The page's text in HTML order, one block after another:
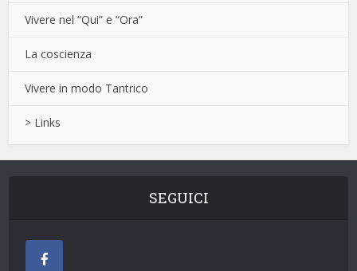
Vivere nel “Qui” e “Ora”
La coscienza
Vivere in modo Tantrico
> Links
SEGUICI